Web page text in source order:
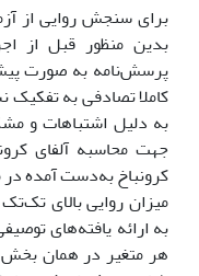
براى سنجش روایى از
پرسش‌نامه به صورت
جهت محاسبه آلفاى
کرونباخ به‌دست آمده در
میزان روایى بالاى
به ارائه یافته‌هاى
هر متغیر در همان